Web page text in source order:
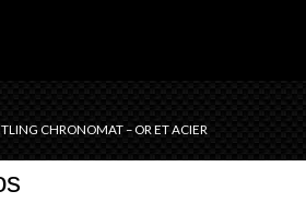
CHRONOMAT – OR ET ACIER